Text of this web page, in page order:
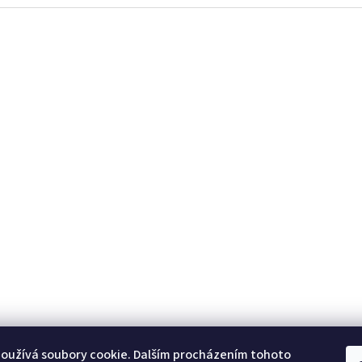
soubory cookie. Dalším procházením tohoto